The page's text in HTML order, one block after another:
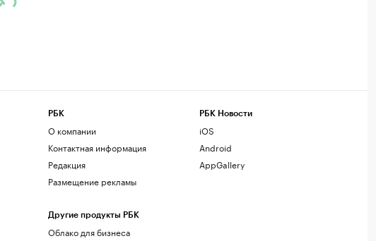
РБК
О компании
Контактная информация
Редакция
Размещение рекламы
Другие продукты РБК
Облако для бизнеса
РБК Новости
iOS
Android
AppGallery